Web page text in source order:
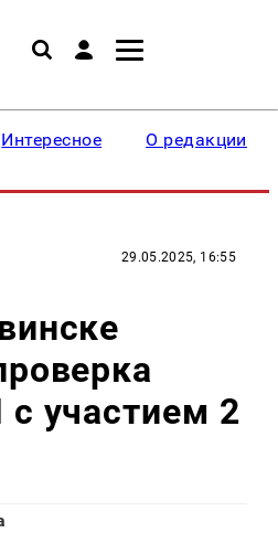
Интересное О редакции
29.05.2025, 16:55
участием 2